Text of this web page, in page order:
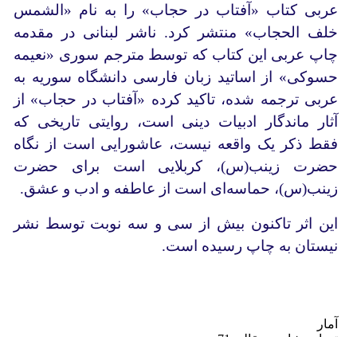
عربی کتاب «آفتاب در حجاب» را به نام «الشمس
خلف الحجاب» منتشر کرد. ناشر لبنانی در مقدمه
چاپ عربی این کتاب که توسط مترجم سوری «نعیمه
حسوکی» از اساتید زبان فارسی دانشگاه سوریه به
عربی ترجمه شده، تاکید کرده «آفتاب در حجاب» از
آثار ماندگار ادبیات دینی است، روایتی تاریخی که
فقط ذکر یک واقعه نیست، عاشورایی است از نگاه
حضرت زینب(س)، کربلایی است برای حضرت
زینب(س)، حماسه‌ای است از عاطفه و ادب و عشق.
این اثر تاکنون بیش از سی و سه نوبت توسط نشر
نیستان به چاپ رسیده است.
آمار